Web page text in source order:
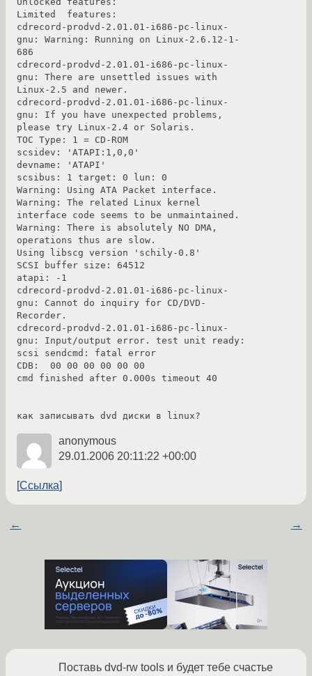
Limited  features:
cdrecord-prodvd-2.01.01-i686-pc-linux-
gnu: Warning: Running on Linux-2.6.12-1-
686
cdrecord-prodvd-2.01.01-i686-pc-linux-
gnu: There are unsettled issues with
Linux-2.5 and newer.
cdrecord-prodvd-2.01.01-i686-pc-linux-
gnu: If you have unexpected problems,
please try Linux-2.4 or Solaris.
TOC Type: 1 = CD-ROM
scsidev: 'ATAPI:1,0,0'
devname: 'ATAPI'
scsibus: 1 target: 0 lun: 0
Warning: Using ATA Packet interface.
Warning: The related Linux kernel
interface code seems to be unmaintained.
Warning: There is absolutely NO DMA,
operations thus are slow.
Using libscg version 'schily-0.8'
SCSI buffer size: 64512
atapi: -1
cdrecord-prodvd-2.01.01-i686-pc-linux-
gnu: Cannot do inquiry for CD/DVD-
Recorder.
cdrecord-prodvd-2.01.01-i686-pc-linux-
gnu: Input/output error. test unit ready:
scsi sendcmd: fatal error
CDB:  00 00 00 00 00 00
cmd finished after 0.000s timeout 40
как записывать dvd диски в linux?
anonymous
29.01.2006 20:11:22 +00:00
Ссылка
← →
Поставь dvd-rw tools и будет тебе счастье